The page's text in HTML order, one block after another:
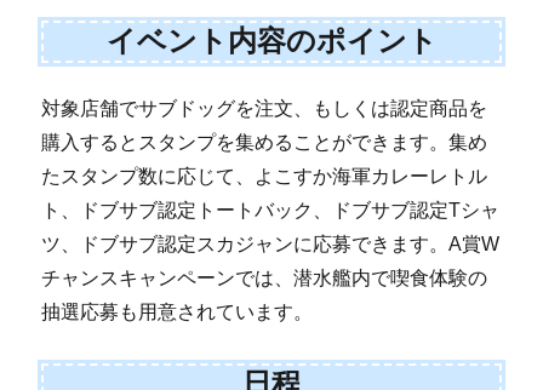
イベント内容のポイント
対象店舗でサブドッグを注文、もしくは認定商品を
購入するとスタンプを集めることができます。集め
たスタンプ数に応じて、よこすか海軍カレーレトル
ト、ドブサブ認定トートバック、ドブサブ認定Tシャ
ツ、ドブサブ認定スカジャンに応募できます。A賞W
チャンスキャンペーンでは、潜水艦内で喫食体験の
抽選応募も用意されています。